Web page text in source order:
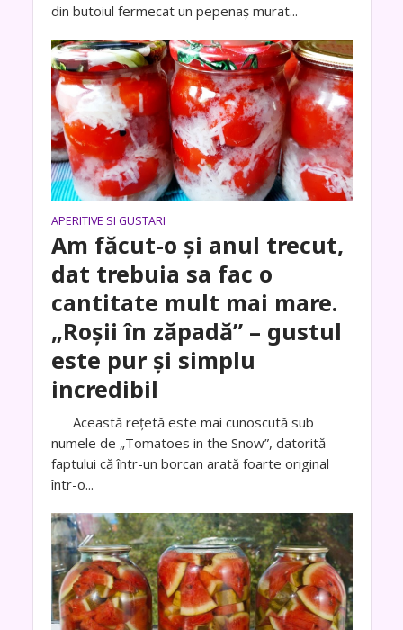
din butoiul fermecat un pepenaș murat...
APERITIVE SI GUSTARI
Am făcut-o și anul trecut,
dat trebuia sa fac o
cantitate mult mai mare.
„Roșii în zăpadă” – gustul
este pur și simplu
incredibil
Această rețetă este mai cunoscută sub
numele de „Tomatoes in the Snow”, datorită
faptului că într-un borcan arată foarte original
într-o...